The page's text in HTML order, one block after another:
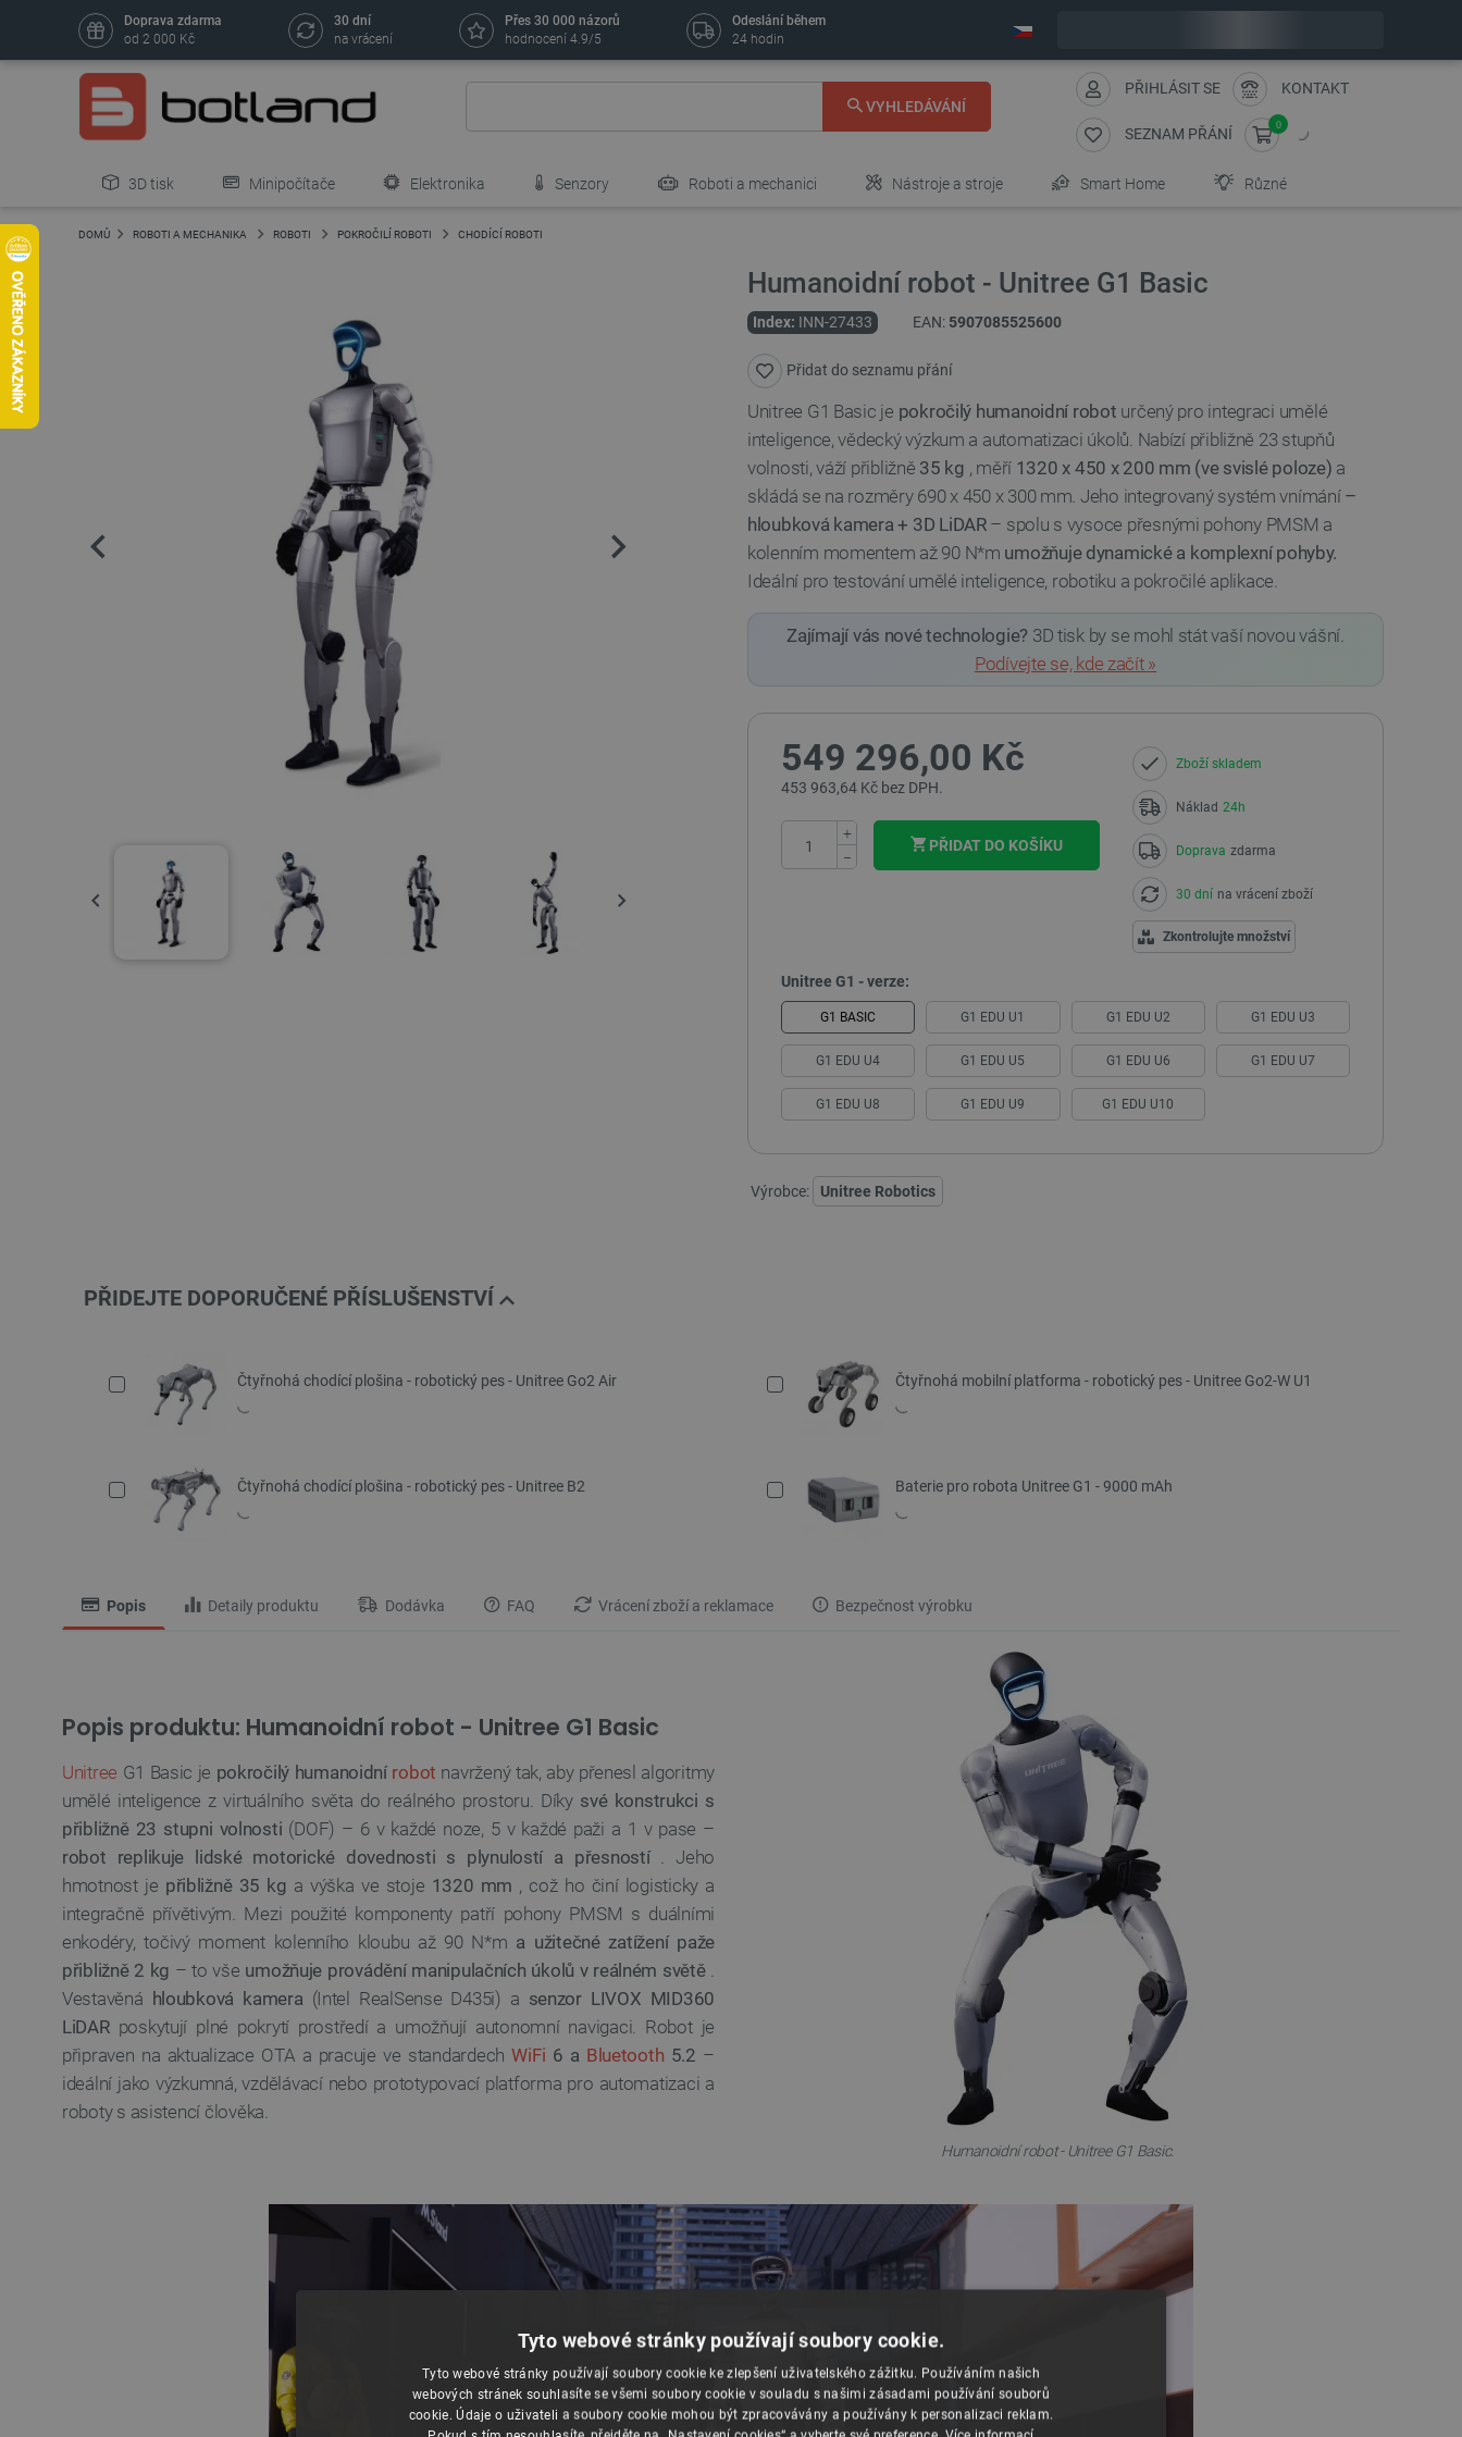
Doprava zdarma
od 2 000 Kč
30 dní
na vrácení
Přes 30 000 názorů
hodnocení 4.9/5
Odeslání během
24 hodin
VYHLEDÁVÁNÍ
PŘIHLÁSIT SE KONTAKT
SEZNAM PŘÁNÍ
0
3D tisk Minipočítače Elektronika Senzory Roboti a mechanici Nástroje a stroje Smart Home Různé
DOMŮ ROBOTI A MECHANIKA ROBOTI POKROČILÍ ROBOTI CHODÍCÍ ROBOTI
Humanoidní robot - Unitree G1 Basic
Index: INN-27433 EAN: 5907085525600
Přidat do seznamu přání
Unitree G1 Basic je pokročilý humanoidní robot určený pro integraci umělé
inteligence, vědecký výzkum a automatizaci úkolů. Nabízí přibližně 23 stupňů
volnosti, váží přibližně 35 kg , měří 1320 x 450 x 200 mm (ve svislé poloze) a
skládá se na rozměry 690 x 450 x 300 mm. Jeho integrovaný systém vnímání –
hloubková kamera + 3D LiDAR– spolu s vysoce přesnými pohony PMSM a
kolenním momentem až 90 N*m umožňuje dynamické a komplexní pohyby.
Ideální pro testování umělé inteligence, robotiku a pokročilé aplikace.
Zajímají vás nové technologie? 3D tisk by se mohl stát vaší novou vášní.
Podívejte se, kde začít »
549 296,00 Kč
453 963,64 Kč bez DPH.
+
−
PŘIDAT DO KOŠÍKU
Zboží skladem
Náklad 24h
Doprava zdarma
30 dní na vrácení zboží
Zkontrolujte množství
Unitree G1 - verze:
G1 BASIC G1 EDU U1 G1 EDU U2 G1 EDU U3
G1 EDU U4 G1 EDU U5 G1 EDU U6 G1 EDU U7
G1 EDU U8 G1 EDU U9 G1 EDU U10
Výrobce: Unitree Robotics
PŘIDEJTE DOPORUČENÉ PŘÍSLUŠENSTVÍ
Čtyřnohá chodící plošina - robotický pes - Unitree Go2 Air Čtyřnohá mobilní platforma - robotický pes - Unitree Go2-W U1
Čtyřnohá chodící plošina - robotický pes - Unitree B2 Baterie pro robota Unitree G1 - 9000 mAh
Popis Detaily produktu Dodávka FAQ Vrácení zboží a reklamace Bezpečnost výrobku
Popis produktu: Humanoidní robot - Unitree G1 Basic
Unitree G1 Basic je pokročilý humanoidní robot navržený tak, aby přenesl algoritmy
umělé inteligence z virtuálního světa do reálného prostoru. Díky své konstrukci s
přibližně 23 stupni volnosti (DOF) – 6 v každé noze, 5 v každé paži a 1 v pase –
robot replikuje lidské motorické dovednosti s plynulostí a přesností. Jeho
hmotnost je přibližně 35 kg a výška ve stoje 1320 mm , což ho činí logisticky a
integračně přívětivým. Mezi použité komponenty patří pohony PMSM s duálními
enkodéry, točivý moment kolenního kloubu až 90 N*m a užitečné zatížení paže
přibližně 2 kg – to vše umožňuje provádění manipulačních úkolů v reálném světě.
Vestavěná hloubková kamera (Intel RealSense D435i) a senzor LIVOX MID360
LiDARposkytují plné pokrytí prostředí a umožňují autonomní navigaci. Robot je
připraven na aktualizace OTA a pracuje ve standardechWiFi 6 a Bluetooth 5.2 –
ideální jako výzkumná, vzdělávací nebo prototypovací platforma pro automatizaci a
roboty s asistencí člověka.
Humanoidní robot - Unitree G1 Basic.
Tyto webové stránky používají soubory cookie.
Tyto webové stránky používají soubory cookie ke zlepšení uživatelského zážitku. Používáním našich
webových stránek souhlasíte se všemi soubory cookie v souladu s našimi zásadami používání souborů
cookie. Údaje o uživateli a soubory cookie mohou být zpracovávány a používány k personalizaci reklam.